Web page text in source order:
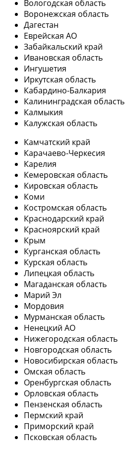
Вологодская область
Воронежская область
Дагестан
Еврейская АО
Забайкальский край
Ивановская область
Ингушетия
Иркутская область
Кабардино-Балкария
Калининградская область
Калмыкия
Калужская область
Камчатский край
Карачаево-Черкесия
Карелия
Кемеровская область
Кировская область
Коми
Костромская область
Краснодарский край
Красноярский край
Крым
Курганская область
Курская область
Липецкая область
Магаданская область
Марий Эл
Мордовия
Мурманская область
Ненецкий АО
Нижегородская область
Новгородская область
Новосибирская область
Омская область
Оренбургская область
Орловская область
Пензенская область
Пермский край
Приморский край
Псковская область